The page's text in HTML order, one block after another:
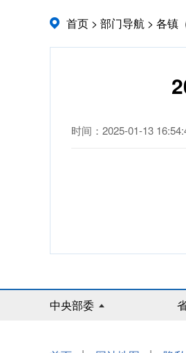
首页 > 部门导航 > 各镇
时间：2025-01-13
中央部委